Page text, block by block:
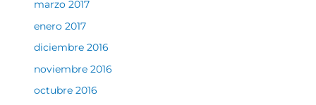
marzo 2017
enero 2017
diciembre 2016
noviembre 2016
octubre 2016